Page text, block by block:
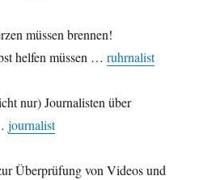
müssen brennen!
helfen müssen …ruhrnalist
nur) Journalisten über
journalist
Überprüfung von Videos und